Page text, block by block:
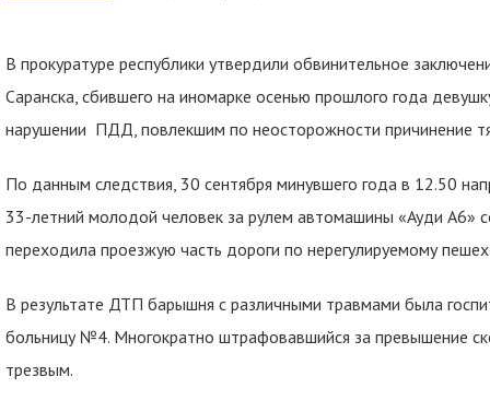
В прокуратуре республики утвердили обвинительное
Саранска, сбившего на иномарке осенью прошлого года
нарушении ПДД, повлекшим по неосторожности причинение
По данным следствия, 30 сентября минувшего года в 12.50
33-летний молодой человек за рулем автомашины «Ауди A6»
переходила проезжую часть дороги по нерегулируемому
В результате ДТП барышня с различными травмами была
больницу №4. Многократно штрафовавшийся за превышение
трезвым.